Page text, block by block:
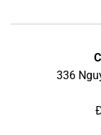
336